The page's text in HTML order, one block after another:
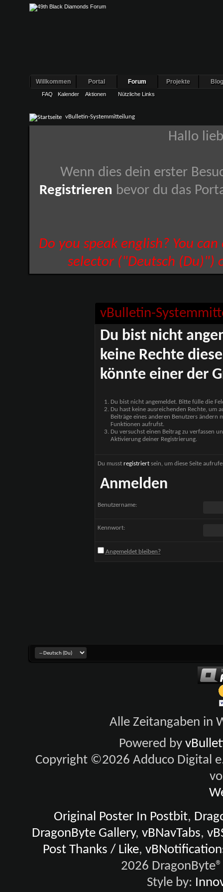
Willkommen Portal Forum
FAQ Kalender Aktionen Nützliche Links
Projekte
vBulletin-Systemmitteilung
Hallo
Wenn dies dein erster
Registrieren bevor du das
Do you speak english? You
selector ("Deutsch (Du)")
vBulletin-
Du bist nicht
keine Rechte
könnte einer der
Du bist nicht angemeldet. Bitte fülle die
Du hast keine ausreichenden Rechte, um
Beiträge eines anderen Benutzers
Funktionen aufrufst.
Du versuchst einen Beitrag zu verfassen
Aktivierung deiner Registrierung.
Du musst registriertsein, um diese Seite
Anmelden
Benutzername:
Kennwort:
Angemeldet bleiben?
Alle Zeitangaben in
Powered by
Copyright ©2026 Adduco Digital
Original Poster In Postbit,
DragonByte Gallery,vBNavTabs,
Post Thanks / Like,
2026
Style by: